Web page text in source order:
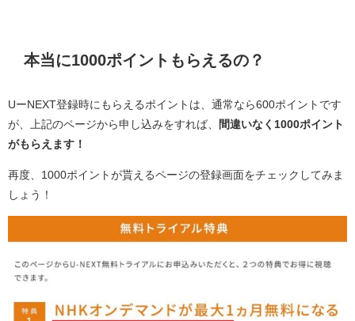
本当に1000ポイントもらえるの？
UーNEXT登録時にもらえるポイントは、通常なら600ポイントです
が、上記のページから申し込みをすれば、
間違いなく1000ポイント
がもらえます！
再度、1000ポイントが貰えるページの登録画面をチェックしてみま
しょう！